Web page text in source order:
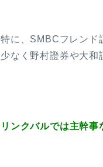
特に、SMBCフレンド
少なく野村證券や大
リンクバルでは主幹